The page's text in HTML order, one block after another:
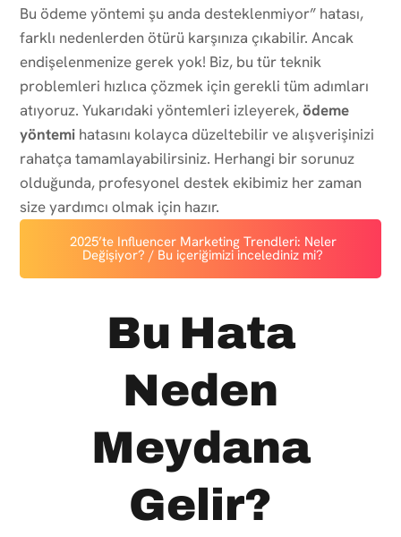
Bu ödeme yöntemi şu anda desteklenmiyor” hatası,
farklı nedenlerden ötürü karşınıza çıkabilir. Ancak
endişelenmenize gerek yok! Biz, bu tür teknik
problemleri hızlıca çözmek için gerekli tüm adımları
atıyoruz. Yukarıdaki yöntemleri izleyerek,ödeme
yöntemi hatasını kolayca düzeltebilir ve alışverişinizi
rahatça tamamlayabilirsiniz. Herhangi bir sorunuz
olduğunda, profesyonel destek ekibimiz her zaman
size yardımcı olmak için hazır.
2025’te Influencer Marketing Trendleri: Neler
Değişiyor? / Bu içeriğimizi incelediniz mi?
Bu Hata
Neden
Meydana
Gelir?​